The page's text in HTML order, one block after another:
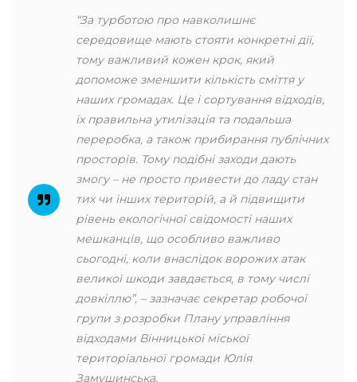
“За турботою про навколишнє
середовище мають стояти конкретні дії,
тому важливий кожен крок, який
допоможе зменшити кількість сміття у
наших громадах. Це і сортування відходів,
їх правильна утилізація та подальша
переробка, а також прибирання публічних
просторів. Тому подібні заходи дають
змогу – не просто привести до ладу стан
тих чи інших територій, а й підвищити
рівень екологічної свідомості наших
мешканців, що особливо важливо
сьогодні, коли внаслідок ворожих атак
великої шкоди завдається, в тому числі
довкіллю”, – зазначає секретар робочої
групи з розробки Плану управління
відходами Вінницької міської
територіальної громади Юлія
Замушинська.